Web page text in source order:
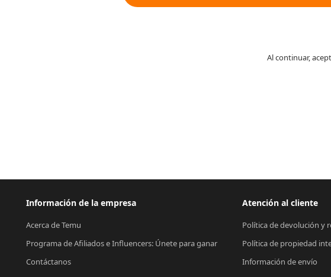
Al continuar,
Información de la empresa
Acerca de Temu
Programa de Afiliados e Influencers: Únete para ganar
Contáctanos
Atención al cliente
Política de devolución y
Política de propiedad
Información de envío